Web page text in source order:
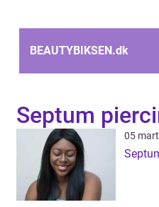
BEAUTYBIKSEN.dk
Septum
05